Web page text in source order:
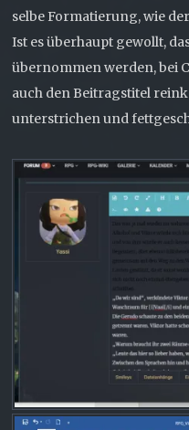
selbe Formatierung, wie
Ist es überhaupt gewollt,
übernommen werden, bei
auch den Beitragstitel
unterstrichen und